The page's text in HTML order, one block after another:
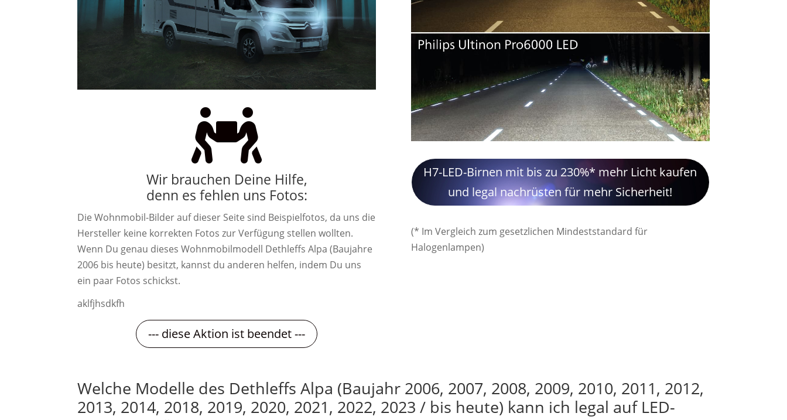

Wir brauchen Deine Hilfe,
denn es fehlen uns Fotos:
Die Wohnmobil-Bilder auf dieser Seite sind Beispielfotos, da uns die
Hersteller keine korrekten Fotos zur Verfügung stellen wollten.
Wenn Du genau dieses Wohnmobilmodell Dethleffs Alpa (Baujahre
2006 bis heute) besitzt, kannst du anderen helfen, indem Du uns
ein paar Fotos schickst.
aklfjhsdkfh
--- diese Aktion ist beendet ---
H7-LED-Birnen mit bis zu 230%* mehr Licht kaufen
und legal nachrüsten für mehr Sicherheit!
(* Im Vergleich zum gesetzlichen Mindeststandard für
Halogenlampen)
Welche Modelle des Dethleffs Alpa (Baujahr 2006, 2007, 2008, 2009, 2010, 2011, 2012,
2013, 2014, 2018, 2019, 2020, 2021, 2022, 2023 / bis heute) kann ich legal auf LED-